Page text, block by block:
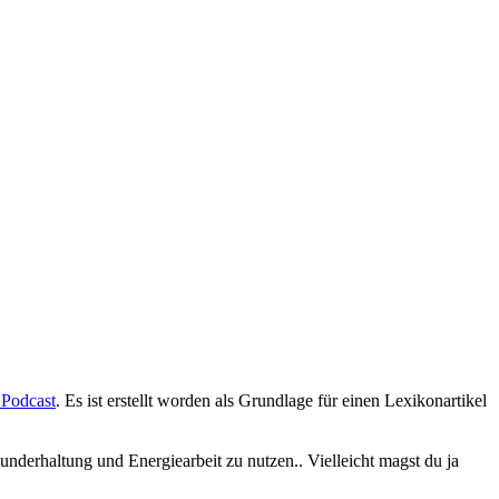
. Es ist erstellt worden als Grundlage für einen Lexikonartikel
und Energiearbeit zu nutzen.. Vielleicht magst du ja